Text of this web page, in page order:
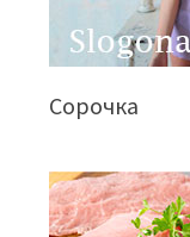
Сорочка